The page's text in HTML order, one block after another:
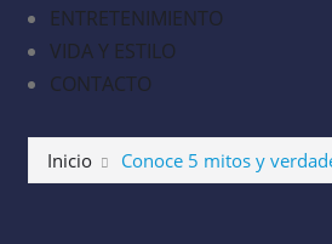
ENTRETENIMIENTO
VIDA Y ESTILO
CONTACTO
Inicio Conoce 5 mitos y